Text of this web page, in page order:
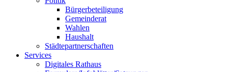
Bürgerbeteiligung
Gemeinderat
Wahlen
Haushalt
Städtepartnerschaften
Services
Digitales Rathaus